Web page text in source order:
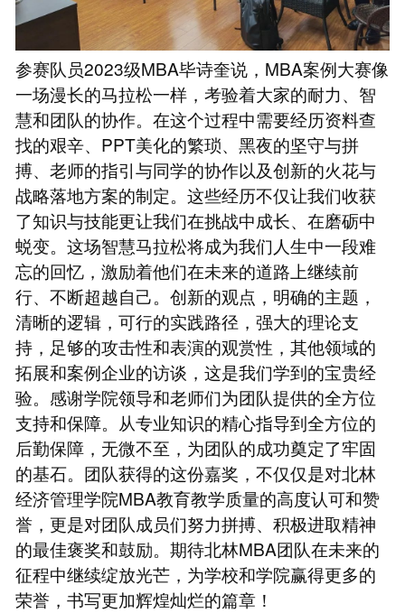
参赛队员2023级MBA毕诗奎说，MBA案例大赛像
一场漫长的马拉松一样，考验着大家的耐力、智
慧和团队的协作。在这个过程中需要经历资料查
找的艰辛、PPT美化的繁琐、黑夜的坚守与拼
搏、老师的指引与同学的协作以及创新的火花与
战略落地方案的制定。这些经历不仅让我们收获
了知识与技能更让我们在挑战中成长、在磨砺中
蜕变。这场智慧马拉松将成为我们人生中一段难
忘的回忆，激励着他们在未来的道路上继续前
行、不断超越自己。创新的观点，明确的主题，
清晰的逻辑，可行的实践路径，强大的理论支
持，足够的攻击性和表演的观赏性，其他领域的
拓展和案例企业的访谈，这是我们学到的宝贵经
验。感谢学院领导和老师们为团队提供的全方位
支持和保障。从专业知识的精心指导到全方位的
后勤保障，无微不至，为团队的成功奠定了牢固
的基石。团队获得的这份嘉奖，不仅仅是对北林
经济管理学院MBA教育教学质量的高度认可和赞
誉，更是对团队成员们努力拼搏、积极进取精神
的最佳褒奖和鼓励。期待北林MBA团队在未来的
征程中继续绽放光芒，为学校和学院赢得更多的
荣誉，书写更加辉煌灿烂的篇章！